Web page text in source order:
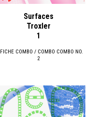
Surfaces
Troxler
1
COMBO / COMBO COMBO NO.
2